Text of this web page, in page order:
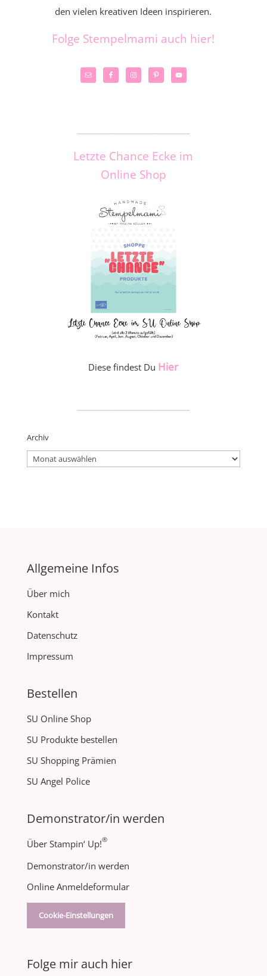
den vielen kreativen Ideen inspirieren.
Folge Stempelmami auch hier!
Letzte Chance Ecke im
Online Shop
Diese findest Du Hier
Archiv
Archiv
Allgemeine Infos
Über mich
Kontakt
Datenschutz
Impressum
Bestellen
SU Online Shop
SU Produkte bestellen
SU Shopping Prämien
SU Angel Police
Demonstrator/in werden
Über Stampin‘ Up!®
Demonstrator/in werden
Online Anmeldeformular
Cookie-Einstellungen
Folge mir auch hier